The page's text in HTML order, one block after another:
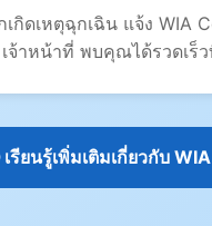
เกิดเหตุฉุกเฉิน แจ้ง WIA
เจ้าหน้าที่ พบคุณได้รวดเร็
เรียนรู้เพิ่มเติมเกี่ยวกับ